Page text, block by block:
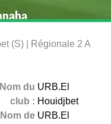
(S) | Régionale 2 A
Nom du
club :
URB.El
Houidjbet
Nom de URB.El